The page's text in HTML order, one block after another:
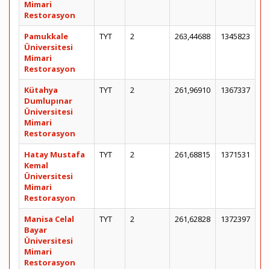
Mimari
Restorasyon
Pamukkale
Üniversitesi
Mimari
Restorasyon
TYT 2 263,44688 1345823
Kütahya
Dumlupınar
Üniversitesi
Mimari
Restorasyon
TYT 2 261,96910 1367337
Hatay Mustafa
Kemal
Üniversitesi
Mimari
Restorasyon
TYT 2 261,68815 1371531
Manisa Celal
Bayar
Üniversitesi
Mimari
Restorasyon
TYT 2 261,62828 1372397